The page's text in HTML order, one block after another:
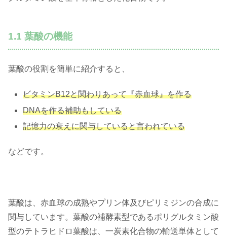
1.1 葉酸の機能
葉酸の役割を簡単に紹介すると、
ビタミンB12と関わりあって『赤血球』を作る
DNAを作る補助もしている
記憶力の衰えに関与していると言われている
などです。
葉酸は、赤血球の成熟やプリン体及びピリミジンの合成に
関与しています。葉酸の補酵素型であるポリグルタミン酸
型のテトラヒドロ葉酸は、一炭素化合物の輸送単体として